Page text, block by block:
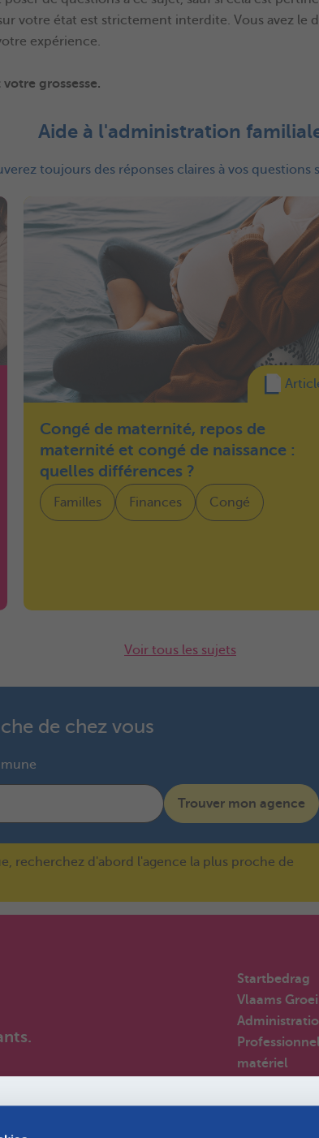
votre état est strictement interdite. Vous avez le
expérience.
grossesse.
Aide à l'administration
toujours des réponses claires à vos questions
Congé de maternité, repos de
maternité et congé de naissance :
quelles différences ?
Familles Finances Congé
Voir tous les sujets
de chez vous
Trouver mon agence
recherchez d'abord l'agence la plus proche de
Startbedrag
Vlaams
matériel
Par-anges